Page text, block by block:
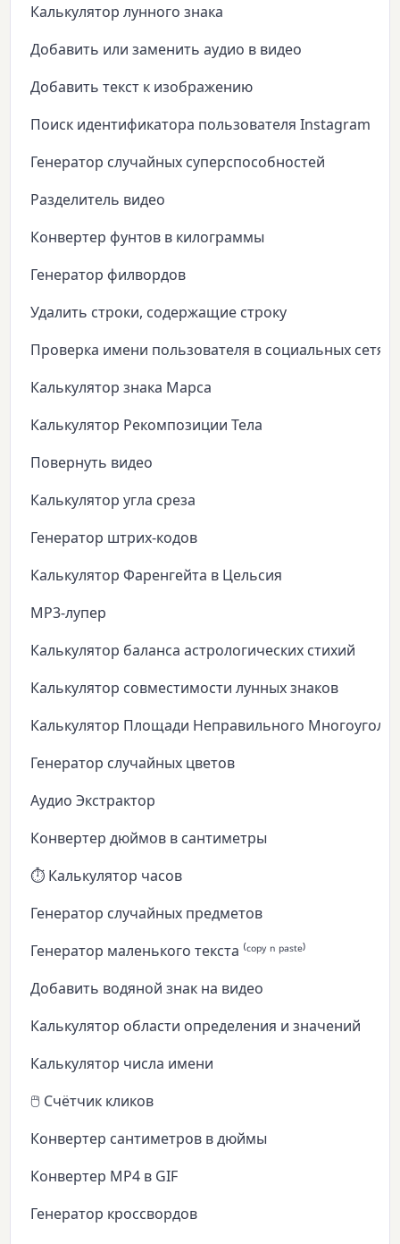
Калькулятор лунного знака
Добавить или заменить аудио в видео
Добавить текст к изображению
Поиск идентификатора пользователя Instagram
Генератор случайных суперспособностей
Разделитель видео
Конвертер фунтов в килограммы
Генератор филвордов
Удалить строки, содержащие строку
Проверка имени пользователя в социальных сетях
Калькулятор знака Марса
Калькулятор Рекомпозиции Тела
Повернуть видео
Калькулятор угла среза
Генератор штрих-кодов
Калькулятор Фаренгейта в Цельсия
MP3-лупер
Калькулятор баланса астрологических стихий
Калькулятор совместимости лунных знаков
Калькулятор Площади Неправильного
Генератор случайных цветов
Аудио Экстрактор
Конвертер дюймов в сантиметры
⏱️ Калькулятор часов
Генератор случайных предметов
Генератор маленького текста ⁽ᶜᵒᵖʸ ⁿ ᵖᵃˢᵗᵉ⁾
Добавить водяной знак на видео
Калькулятор области определения и значений
Калькулятор числа имени
🖱️ Счётчик кликов
Конвертер сантиметров в дюймы
Конвертер MP4 в GIF
Генератор кроссвордов